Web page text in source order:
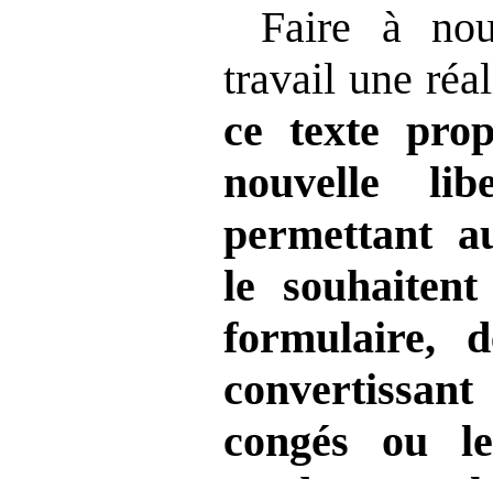
Faire à
travail une
ce texte
nouvelle
permettant
le
formulaire,
congés ou